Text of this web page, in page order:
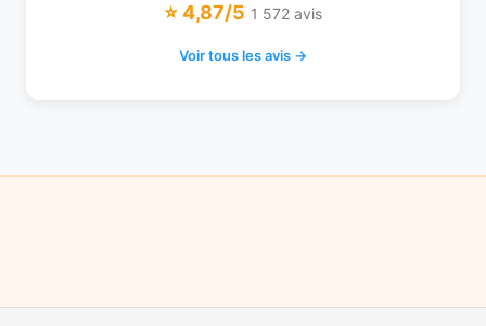
⭐ 4,87/5 1 572 avis
Voir tous les avis →